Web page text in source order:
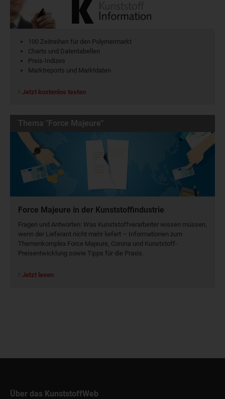
100 Zeitreihen für den Polymermarkt
Charts und Datentabellen
Preis-Indizes
Marktreports und Marktdaten
Jetzt kostenlos testen
Thema "Force Majeure"
Force Majeure in der Kunststoffindustrie
Fragen und Antworten: Was Kunst­stoff­verarbeiter wissen müssen,
wenn der Lieferant nicht mehr liefert – Informationen zum
Themenkomplex Force Majeure, Corona und Kunststoff-
Preisentwicklung sowie Tipps für die Praxis.
Jetzt lesen
Über das KunststoffWeb